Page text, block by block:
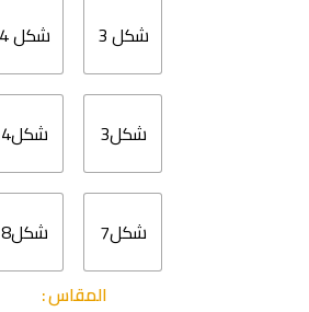
شكل 3 شكل 4
شكل3 شكل4
شكل7 شكل8
المقاس